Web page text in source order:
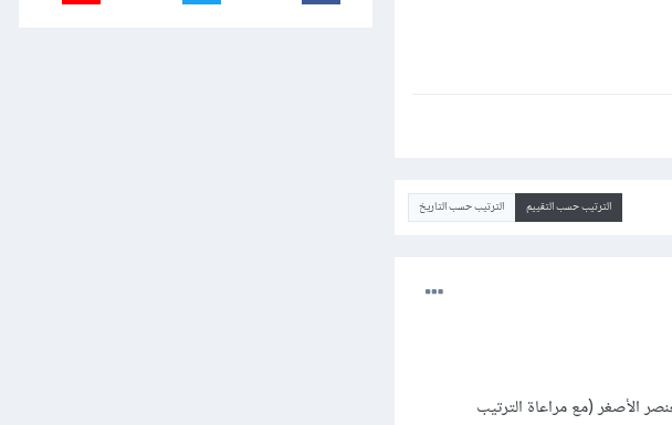
الترتيب حسب التقييم الترتيب حسب التاريخ
الأصغر (مع مراعاة الترتيب